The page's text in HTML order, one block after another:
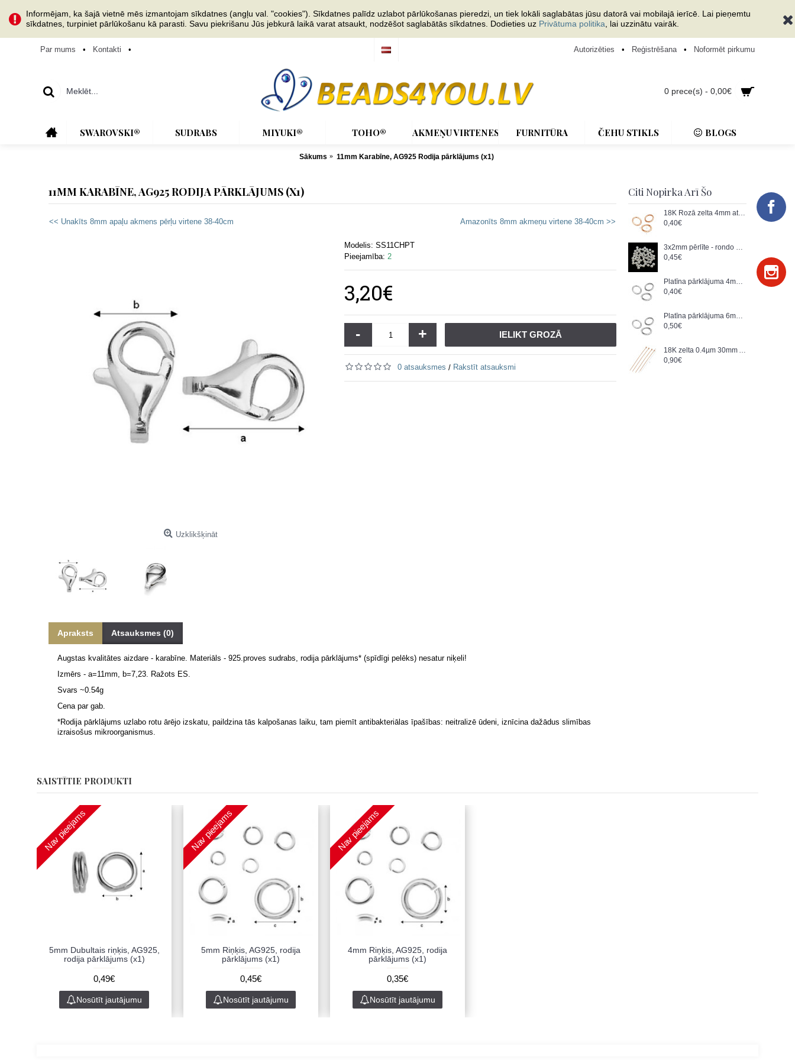
Informējam, ka šajā vietnē mēs izmantojam sīkdatnes (angļu val. "cookies"). Sīkdatnes palīdz uzlabot pārlūkošanas pieredzi, un tiek lokāli saglabātas jūsu datorā vai mobilajā ierīcē. Lai pieņemtu
sīkdatnes, turpiniet pārlūkošanu kā parasti. Savu piekrišanu Jūs jebkurā laikā varat atsaukt, nodzēšot saglabātās sīkdatnes. Dodieties uz Privātuma politika , lai uzzinātu vairāk.
Par mums • Kontakti • Autorizēties • Reģistrēšana • Noformēt pirkumu
0 prece(s) - 0,00€
SWAROVSKI® SUDRABS MIYUKI® TOHO® AKMEŅU VIRTENES FURNITŪRA ČEHU STIKLS BLOGS
Sākums 11mm Karabīne, AG925 Rodija pārklājums (x1)
Citi Nopirka Arī Šo
18K Rozā zelta 4mm atverams riņķis, sudrabs (x1)
0,40€
3x2mm pērlīte - rondo Zvaigžņu putekļi, sudrabs AG-925 (x1)
0,45€
Platīna pārklājuma 4mm atverams gredzens, sudrabs AG925 (x1)
0,40€
Platīna pārklājuma 6mm atverams gredzens, sudrabs AG925 (x1)
0,50€
18K zelta 0.4µm 30mm Adata ar bumbiņu, sudraba AG-925 (x1)
0,90€
11MM KARABĪNE, AG925 RODIJA PĀRKLĀJUMS (X1)
<< Unakīts 8mm apaļu akmens pērļu virtene 38-40cm Amazonīts 8mm akmeņu virtene 38-40cm >>
Uzklikšķināt
Modelis: SS11CHPT
Pieejamība: 2
3,20€
- + IELIKT GROZĀ
0 atsauksmes / Rakstīt atsauksmi
Apraksts Atsauksmes (0)
Augstas kvalitātes aizdare - karabīne. Materiāls - 925.proves sudrabs, rodija pārklājums* (spīdīgi pelēks) nesatur niķeli!
Izmērs - a=11mm, b=7,23. Ražots ES.
Svars ~0.54g
Cena par gab.
*Rodija pārklājums uzlabo rotu ārējo izskatu, paildzina tās kalpošanas laiku, tam piemīt antibakteriālas īpašības: neitralizē ūdeni, iznīcina dažādus slimības
izraisošus mikroorganismus.
SAISTĪTIE PRODUKTI
Nav pieejams
5mm Dubultais riņķis, AG925,
rodija pārklājums (x1)
0,49€
Nosūtīt jautājumu
Nav pieejams
5mm Riņķis, AG925, rodija
pārklājums (x1)
0,45€
Nosūtīt jautājumu
Nav pieejams
4mm Riņķis, AG925, rodija
pārklājums (x1)
0,35€
Nosūtīt jautājumu